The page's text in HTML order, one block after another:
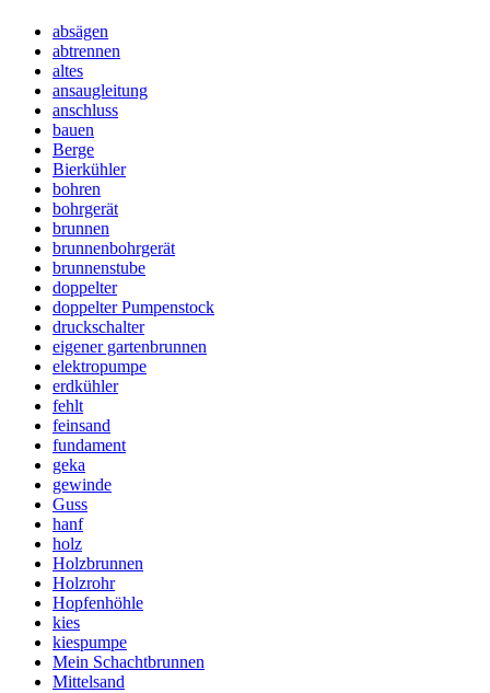
absägen
abtrennen
altes
ansaugleitung
anschluss
bauen
Berge
Bierkühler
bohren
bohrgerät
brunnen
brunnenbohrgerät
brunnenstube
doppelter
doppelter Pumpenstock
druckschalter
eigener gartenbrunnen
elektropumpe
erdkühler
fehlt
feinsand
fundament
geka
gewinde
Guss
hanf
holz
Holzbrunnen
Holzrohr
Hopfenhöhle
kies
kiespumpe
Mein Schachtbrunnen
Mittelsand